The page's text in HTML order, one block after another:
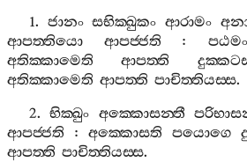
1. ජානං සභික‍්ඛුකං ආරාමං
ආපත‍්තියො
ආපජ‍්ජති : පඨමං
අතික‍්කාමෙති
ආපත‍්ති
අතික‍්කාමෙති ආපත‍්ති පාචිත‍්තියස‍්ස.
2.භික‍්ඛුං අක‍්කොසන‍්තී
ආපජ‍්ජති :අක‍්කොසති පයොගෙ
ආපත‍්ති පාචිත‍්තියස‍්ස.